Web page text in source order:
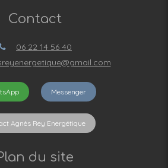
Contact
06 22 14 56 40
Messenger
Agnès Rey Energétique
du site